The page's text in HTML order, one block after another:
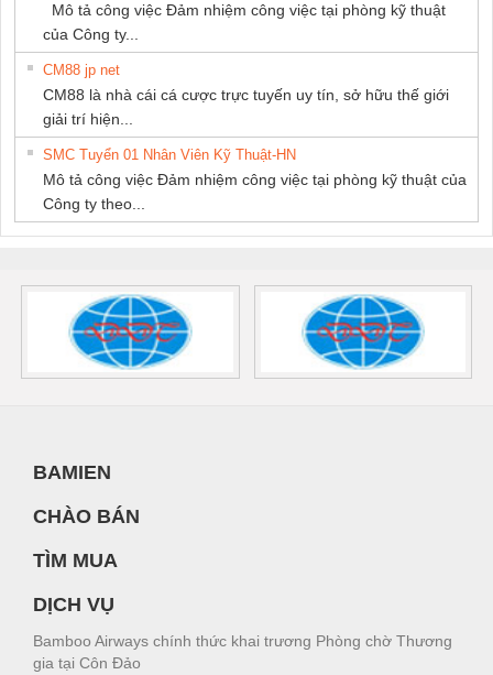
Mô tả công việc Đảm nhiệm công việc tại phòng kỹ thuật
của Công ty...
CM88 jp net
CM88 là nhà cái cá cược trực tuyến uy tín, sở hữu thế giới
giải trí hiện...
SMC Tuyển 01 Nhân Viên Kỹ Thuật-HN
Mô tả công việc Đảm nhiệm công việc tại phòng kỹ thuật của
Công ty theo...
BAMIEN
CHÀO BÁN
TÌM MUA
DỊCH VỤ
Bamboo Airways chính thức khai trương Phòng chờ Thương
gia tại Côn Đảo